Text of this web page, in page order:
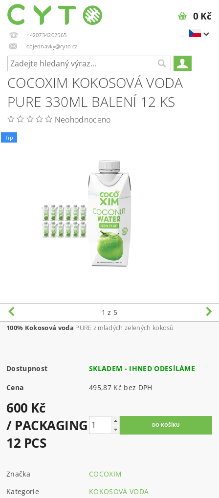
+420734202565
objednavky@cyto.cz
0 Kč
COCOXIM KOKOSOVÁ VODA
PURE 330ML BALENÍ 12 KS
Neohodnoceno
Tip
1 z 5
100% Kokosová voda PURE z mladých zelených kokosů
Dostupnost SKLADEM - IHNED ODESÍLÁME
Cena 495,87 Kč bez DPH
600 Kč
/ PACKAGING
12 PCS
Značka
COCOXIM
Kategorie
KOKOSOVÁ VODA